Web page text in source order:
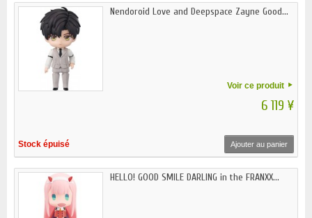
Nendoroid Love and Deepspace Zayne Good...
Voir ce produit
6 119 ¥
Stock épuisé Ajouter au panier
HELLO! GOOD SMILE DARLING in the FRANXX...